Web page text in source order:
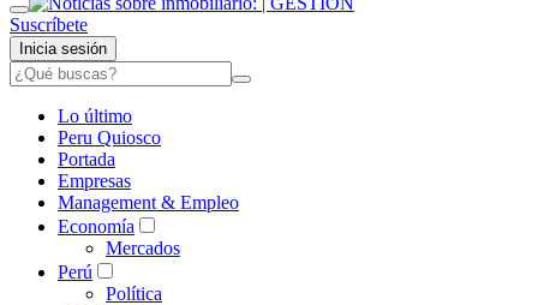
Suscríbete
Inicia sesión
Lo último
Peru Quiosco
Portada
Empresas
Management & Empleo
Economía
Mercados
Perú
Política